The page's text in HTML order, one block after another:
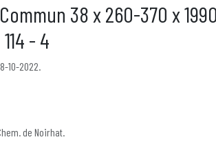
38 x 260-370 x 1990
- 4
10-2022.
de Noirhat.